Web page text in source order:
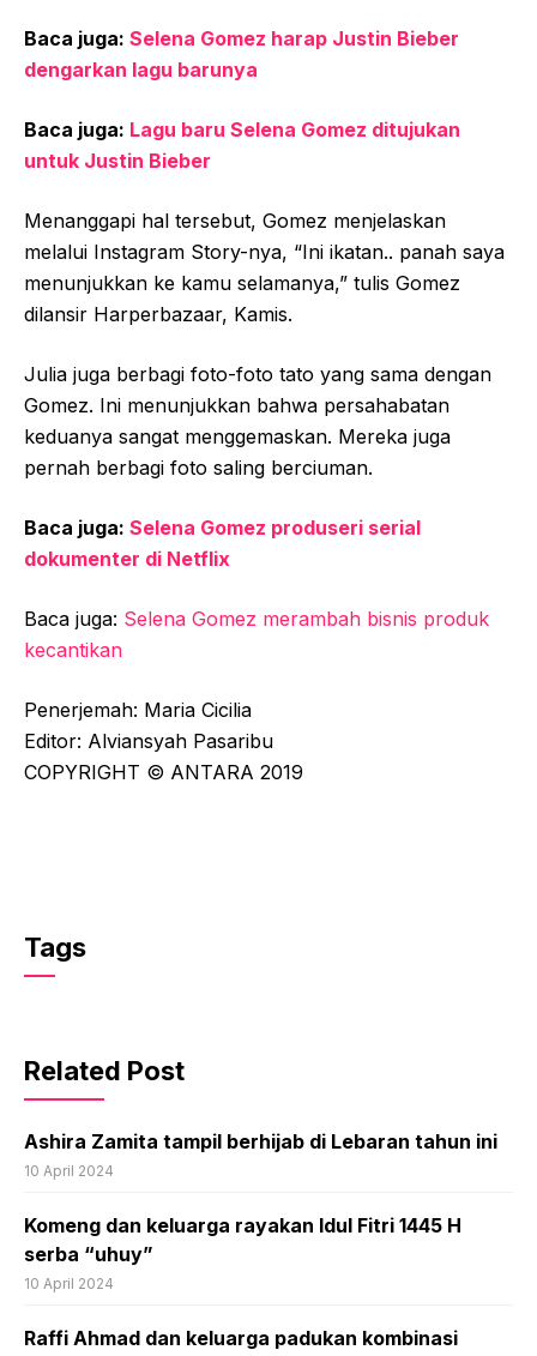
Baca juga: Selena Gomez harap Justin Bieber
dengarkan lagu barunya
Baca juga: Lagu baru Selena Gomez ditujukan
untuk Justin Bieber
Menanggapi hal tersebut, Gomez menjelaskan
melalui Instagram Story-nya, “Ini ikatan.. panah saya
menunjukkan ke kamu selamanya,” tulis Gomez
dilansir Harperbazaar, Kamis.
Julia juga berbagi foto-foto tato yang sama dengan
Gomez. Ini menunjukkan bahwa persahabatan
keduanya sangat menggemaskan. Mereka juga
pernah berbagi foto saling berciuman.
Baca juga: Selena Gomez produseri serial
dokumenter di Netflix
Baca juga: Selena Gomez merambah bisnis produk
kecantikan
Penerjemah: Maria Cicilia
Editor: Alviansyah Pasaribu
COPYRIGHT © ANTARA 2019
Tags
Related Post
Ashira Zamita tampil berhijab di Lebaran tahun ini
10 April 2024
Komeng dan keluarga rayakan Idul Fitri 1445 H
serba “uhuy”
10 April 2024
Raffi Ahmad dan keluarga padukan kombinasi